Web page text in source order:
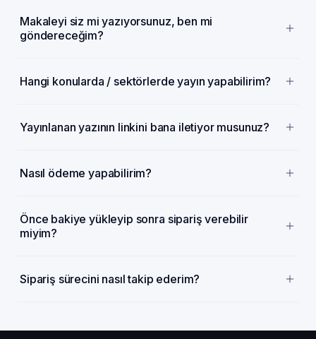
Makaleyi siz mi yazıyorsunuz, ben mi
göndereceğim?
Hangi konularda / sektörlerde yayın yapabilirim?
Yayınlanan yazının linkini bana iletiyor musunuz?
Nasıl ödeme yapabilirim?
Önce bakiye yükleyip sonra sipariş verebilir
miyim?
Sipariş sürecini nasıl takip ederim?